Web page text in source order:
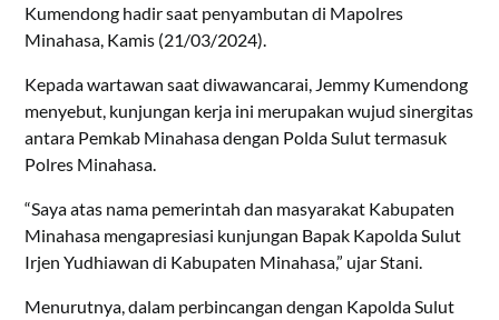
Kumendong hadir saat penyambutan di Mapolres
Minahasa, Kamis (21/03/2024).
Kepada wartawan saat diwawancarai, Jemmy Kumendong
menyebut, kunjungan kerja ini merupakan wujud sinergitas
antara Pemkab Minahasa dengan Polda Sulut termasuk
Polres Minahasa.
“Saya atas nama pemerintah dan masyarakat Kabupaten
Minahasa mengapresiasi kunjungan Bapak Kapolda Sulut
Irjen Yudhiawan di Kabupaten Minahasa,” ujar Stani.
Menurutnya, dalam perbincangan dengan Kapolda Sulut